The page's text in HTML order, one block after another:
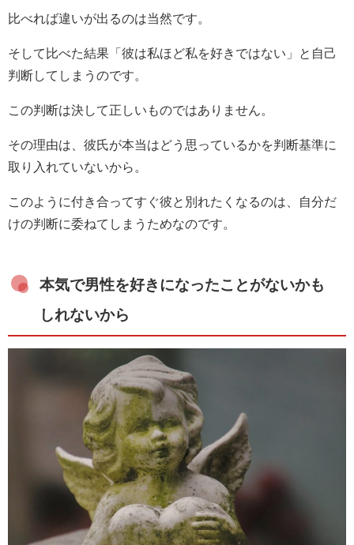
比べれば違いが出るのは当然です。
そして比べた結果「彼は私ほど私を好きではない」と自己
判断してしまうのです。
この判断は決して正しいものではありません。
その理由は、彼氏が本当はどう思っているかを判断基準に
取り入れていないから。
このように付き合ってすぐ彼と別れたくなるのは、自分だ
けの判断に委ねてしまうためなのです。
本気で男性を好きになったことがないかも
しれないから